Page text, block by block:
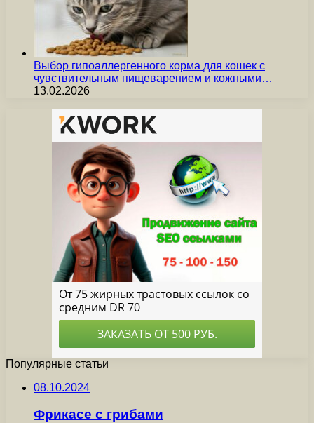
Выбор гипоаллергенного корма для кошек с
чувствительным пищеварением и кожными…
13.02.2026
Популярные статьи
08.10.2024
Фрикасе с грибами